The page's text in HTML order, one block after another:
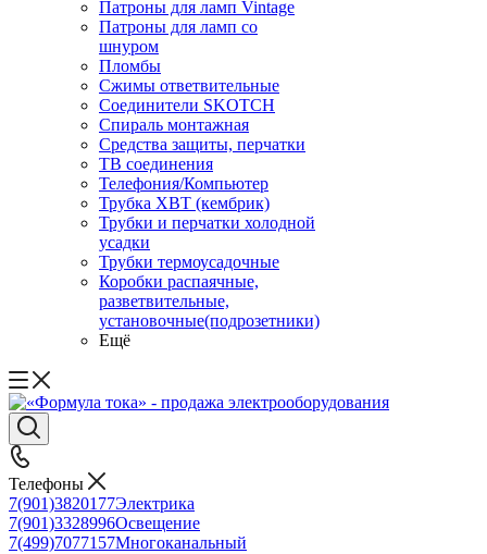
Патроны для ламп Vintage
Патроны для ламп со
шнуром
Пломбы
Сжимы ответвительные
Соединители SKOTCH
Спираль монтажная
Средства защиты, перчатки
ТВ соединения
Телефония/Компьютер
Трубка ХВТ (кембрик)
Трубки и перчатки холодной
усадки
Трубки термоусадочные
Коробки распаячные,
разветвительные,
установочные(подрозетники)
Ещё
Телефоны
7(901)3820177Электрика
7(901)3328996Освещение
7(499)7077157Многоканальный